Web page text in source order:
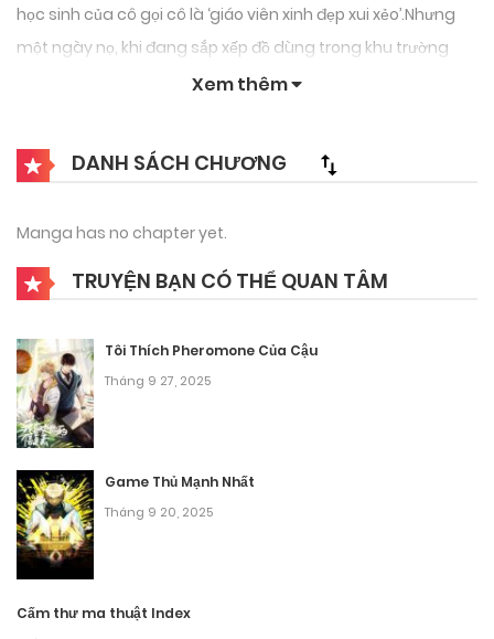
học sinh của cô gọi cô là ‘giáo viên xinh đẹp xui xẻo’.Nhưng
một ngày nọ, khi đang sắp xếp đồ dùng trong khu trường
học cũ, cô tìm thấy một chiếc quần lót mới toanh.Đột nhiên,
cuồng!!Đôi khi SEXY, đôi khi DỄ THƯƠNG– hãy sẵn sàng cho
một chuyến đi hoang dã với những bộ cosplay quyến rũ!
Xem thêm
DANH SÁCH CHƯƠNG
Manga has no chapter yet.
TRUYỆN BẠN CÓ THỂ QUAN TÂM
Tôi Thích Pheromone Của Cậu
Tháng 9 27, 2025
Game Thủ Mạnh Nhất
Tháng 9 20, 2025
Cấm thư ma thuật Index